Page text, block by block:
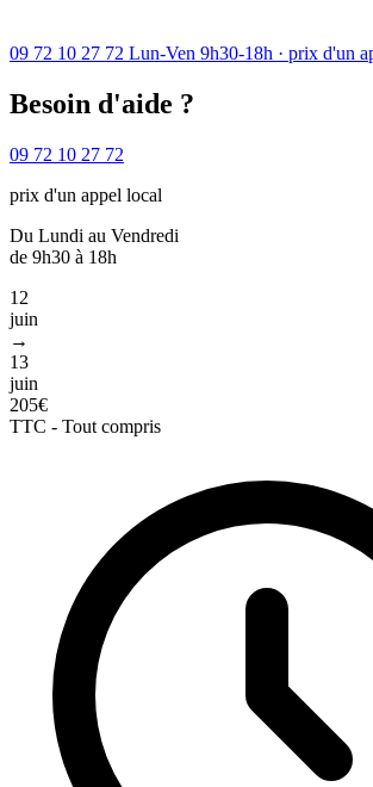
09 72 10 27 72 Lun-Ven 9h30-18h · prix d'un
Besoin d'aide ?
09 72 10 27 72
prix d'un appel local
Du Lundi au Vendredi
de 9h30 à 18h
12
juin
→
13
juin
205€
TTC - Tout compris